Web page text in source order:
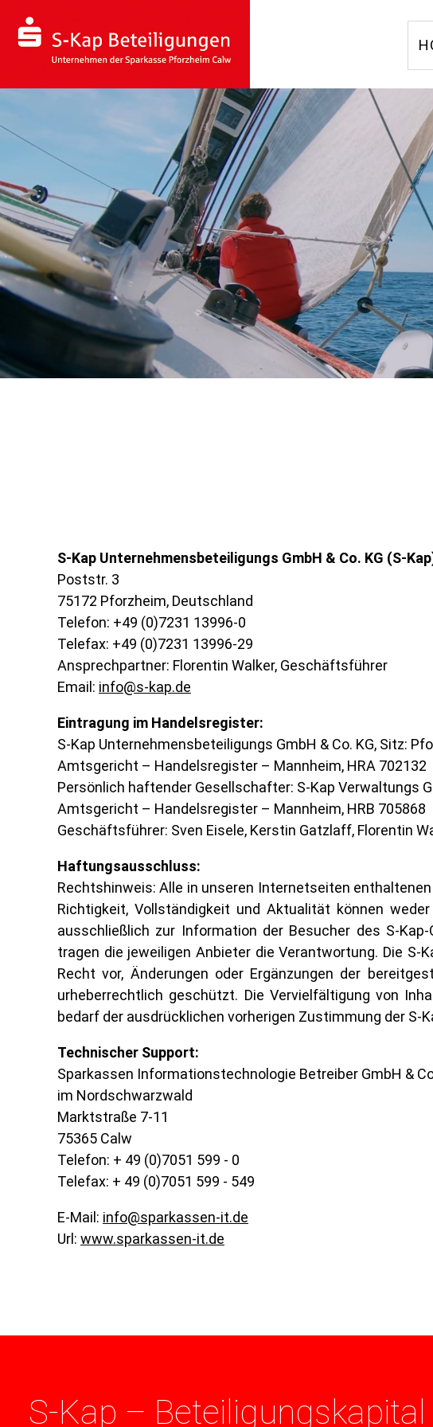
S-Kap Unternehmensbeteiligungs GmbH & Co. KG (S-
Poststr. 3
75172 Pforzheim, Deutschland
Telefon: +49 (0)7231 13996-0
Telefax: +49 (0)7231 13996-29
Ansprechpartner: Florentin Walker, Geschäftsführer
Email: nf s-k p d
Eintragung im Handelsregister:
S-Kap Unternehmensbeteiligungs GmbH & Co. KG, Sitz:
Amtsgericht – Handelsregister – Mannheim, HRA 702132
Persönlich haftender Gesellschafter: S-Kap Verwaltungs
Amtsgericht – Handelsregister – Mannheim, HRB 705868
Geschäftsführer: Sven Eisele, Kerstin Gatzlaff, Florentin
Haftungsausschluss:
Rechtshinweis: Alle in unseren Internetseiten
Richtigkeit, Vollständigkeit und Aktualität können
ausschließlich zur Information der Besucher des S-
tragen die jeweiligen Anbieter die Verantwortung. Die
Recht vor, Änderungen oder Ergänzungen der
urheberrechtlich geschützt. Die Vervielfältigung von
bedarf der ausdrücklichen vorherigen Zustimmung der S-
Technischer Support:
Sparkassen Informationstechnologie Betreiber GmbH &
im Nordschwarzwald
Marktstraße 7-11
75365 Calw
Telefon: + 49 (0)7051 599 - 0
Telefax: + 49 (0)7051 599 - 549
E-Mail: nf sp rk ss n- t d
Url: www.sparkassen-it.de
S-Kap –